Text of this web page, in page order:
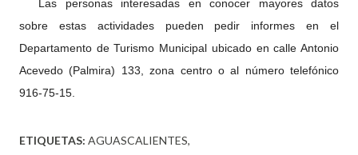
Las personas interesadas en conocer mayores datos
sobre estas actividades pueden pedir informes en el
Departamento de Turismo Municipal ubicado en calle Antonio
Acevedo (Palmira) 133, zona centro o al número telefónico
916-75-15.
ETIQUETAS: AGUASCALIENTES